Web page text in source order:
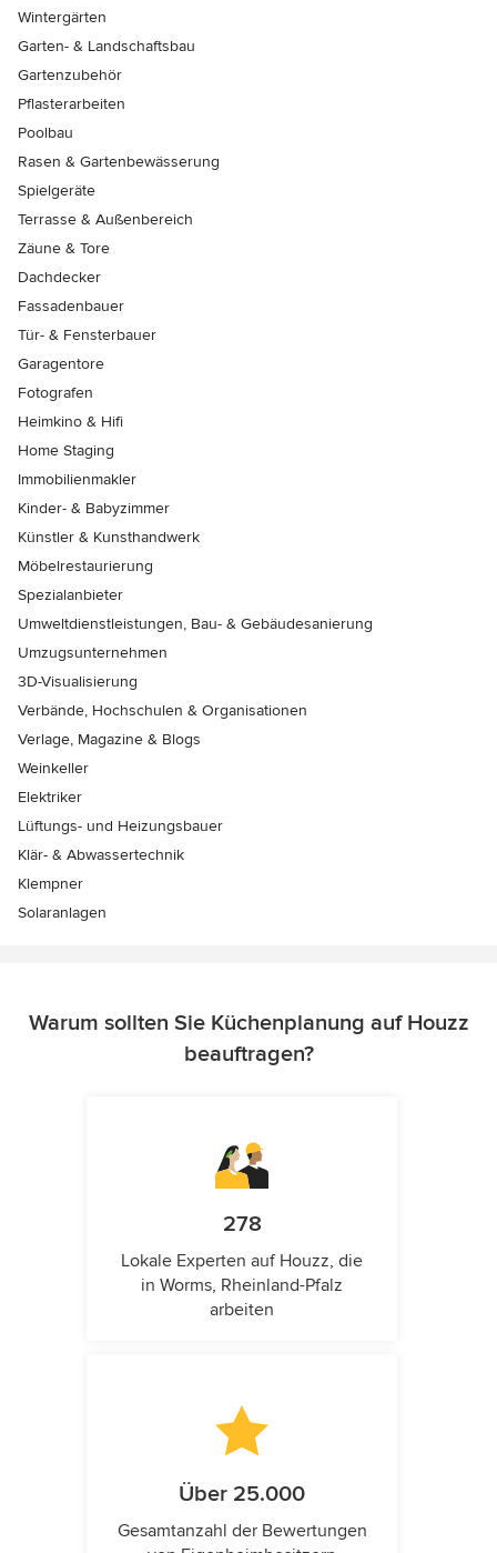
Wintergärten
Garten- & Landschaftsbau
Gartenzubehör
Pflasterarbeiten
Poolbau
Rasen & Gartenbewässerung
Spielgeräte
Terrasse & Außenbereich
Zäune & Tore
Dachdecker
Fassadenbauer
Tür- & Fensterbauer
Garagentore
Fotografen
Heimkino & Hifi
Home Staging
Immobilienmakler
Kinder- & Babyzimmer
Künstler & Kunsthandwerk
Möbelrestaurierung
Spezialanbieter
Umweltdienstleistungen, Bau- & Gebäudesanierung
Umzugsunternehmen
3D-Visualisierung
Verbände, Hochschulen & Organisationen
Verlage, Magazine & Blogs
Weinkeller
Elektriker
Lüftungs- und Heizungsbauer
Klär- & Abwassertechnik
Klempner
Solaranlagen
Warum sollten Sie Küchenplanung auf Houzz
beauftragen?
278
Lokale Experten auf Houzz, die
in Worms, Rheinland-Pfalz
arbeiten
Über 25.000
Gesamtanzahl der Bewertungen